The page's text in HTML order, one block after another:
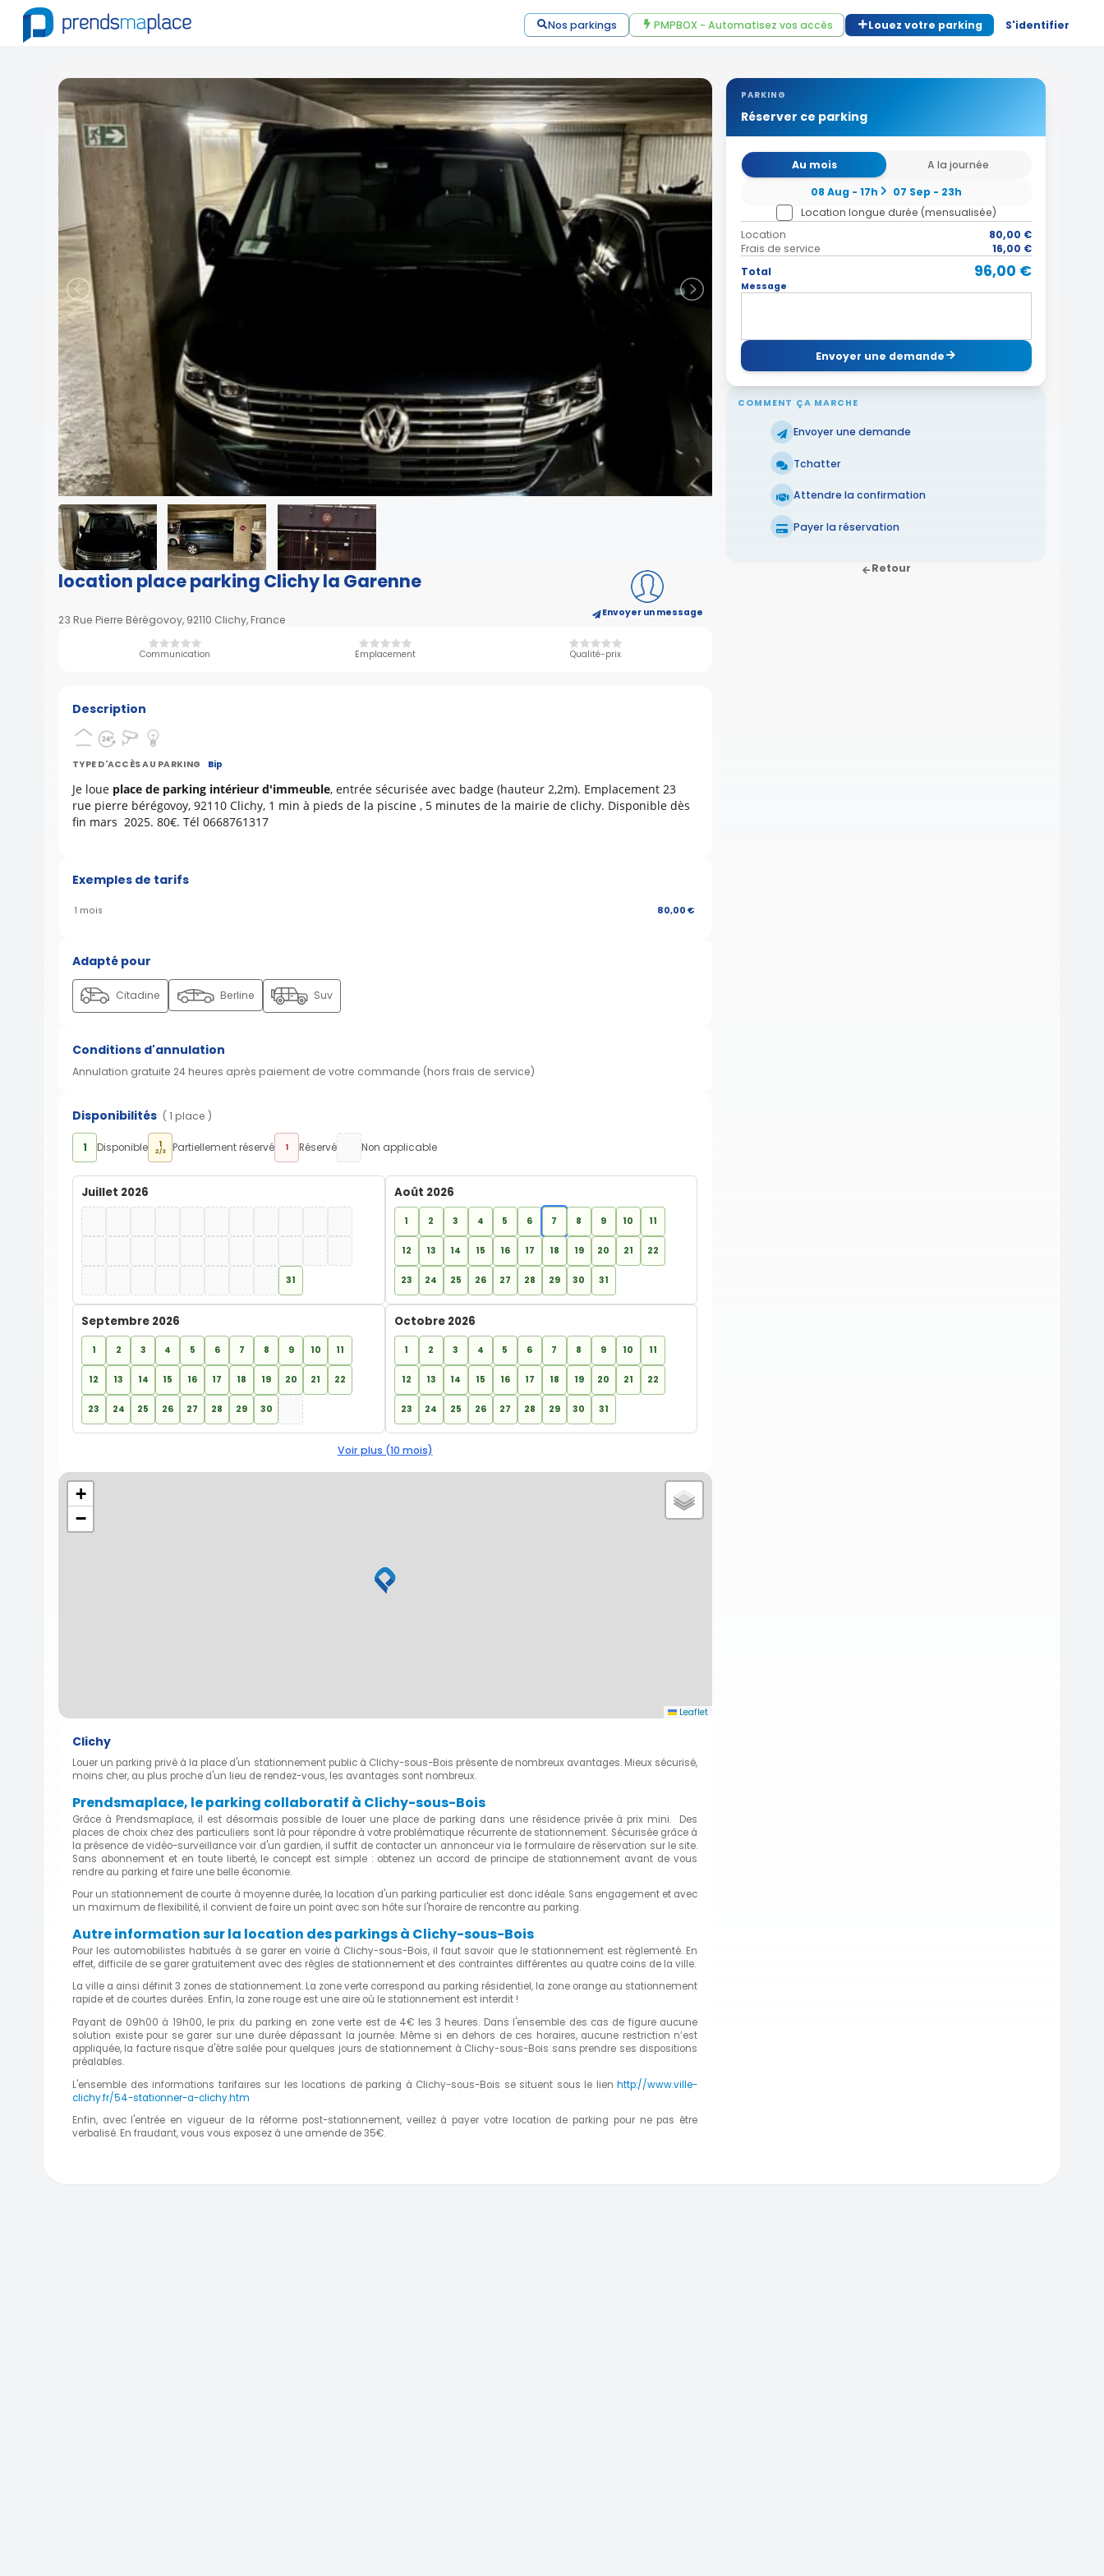
Nos parkings PMPBOX - Automatisez vos accès Louez votre parking S'identifier
location place parking Clichy la Garenne
23 Rue Pierre Bérégovoy, 92110 Clichy, France Envoyer un message
Communication Emplacement Qualité-prix
PARKING
Réserver ce parking
Au mois
A la journée
08 Aug - 17h
07 Sep - 23h
Location longue durée (mensualisée)
Location
80,00 €
Frais de service
16,00 €
Total
96,00 €
Message
Envoyer une demande
COMMENT ÇA MARCHE
Envoyer une demande
Tchatter
Attendre la confirmation
Payer la réservation
Retour
Description
TYPE D'ACCÈS AU PARKING Bip
Je loue place de parking intérieur d'immeuble, entrée sécurisée avec badge (hauteur 2,2m). Emplacement 23
rue pierre bérégovoy, 92110 Clichy, 1 min à pieds de la piscine , 5 minutes de la mairie de clichy. Disponible dès
fin mars 2025. 80€. Tél 0668761317
Exemples de tarifs
1 mois 80,00 €
Adapté pour
Citadine Berline Suv
Conditions d'annulation
Annulation gratuite 24 heures après paiement de votre commande (hors frais de service)
Disponibilités ( 1 place )
1 Disponible 1
2/3 Partiellement réservé 1 Réservé Non applicable
Juillet 2026
31
Août 2026
1 2 3 4 5 6 7 8 9 10 11
12 13 14 15 16 17 18 19 20 21 22
23 24 25 26 27 28 29 30 31
Septembre 2026
1 2 3 4 5 6 7 8 9 10 11
12 13 14 15 16 17 18 19 20 21 22
23 24 25 26 27 28 29 30
Octobre 2026
1 2 3 4 5 6 7 8 9 10 11
12 13 14 15 16 17 18 19 20 21 22
23 24 25 26 27 28 29 30 31
Voir plus (10 mois)
+
−
Leaflet
Clichy
Louer un parking privé à la place d'un stationnement public à Clichy-sous-Bois présente de nombreux avantages. Mieux sécurisé,
moins cher, au plus proche d'un lieu de rendez-vous, les avantages sont nombreux.
Prendsmaplace, le parking collaboratif à Clichy-sous-Bois
Grâce à Prendsmaplace, il est désormais possible de louer une place de parking dans une résidence privée à prix mini. Des
places de choix chez des particuliers sont là pour répondre à votre problématique récurrente de stationnement. Sécurisée grâce à
la présence de vidéo-surveillance voir d'un gardien, il suffit de contacter un annonceur via le formulaire de réservation sur le site.
Sans abonnement et en toute liberté, le concept est simple : obtenez un accord de principe de stationnement avant de vous
rendre au parking et faire une belle économie.
Pour un stationnement de courte à moyenne durée, la location d'un parking particulier est donc idéale. Sans engagement et avec
un maximum de flexibilité, il convient de faire un point avec son hôte sur l'horaire de rencontre au parking.
Autre information sur la location des parkings à Clichy-sous-Bois
Pour les automobilistes habitués à se garer en voirie à Clichy-sous-Bois, il faut savoir que le stationnement est réglementé. En
effet, difficile de se garer gratuitement avec des règles de stationnement et des contraintes différentes au quatre coins de la ville.
La ville a ainsi définit 3 zones de stationnement. La zone verte correspond au parking résidentiel, la zone orange au stationnement
rapide et de courtes durées. Enfin, la zone rouge est une aire où le stationnement est interdit !
Payant de 09h00 à 19h00, le prix du parking en zone verte est de 4€ les 3 heures. Dans l'ensemble des cas de figure aucune
solution existe pour se garer sur une durée dépassant la journée. Même si en dehors de ces horaires, aucune restriction n’est
appliquée, la facture risque d'être salée pour quelques jours de stationnement à Clichy-sous-Bois sans prendre ses dispositions
préalables.
L'ensemble des informations tarifaires sur les locations de parking à Clichy-sous-Bois se situent sous le lienhttp://www.ville-
clichy.fr/54-stationner-a-clichy.htm
Enfin, avec l'entrée en vigueur de la réforme post-stationnement, veillez à payer votre location de parking pour ne pas être
verbalisé. En fraudant, vous vous exposez à une amende de 35€.